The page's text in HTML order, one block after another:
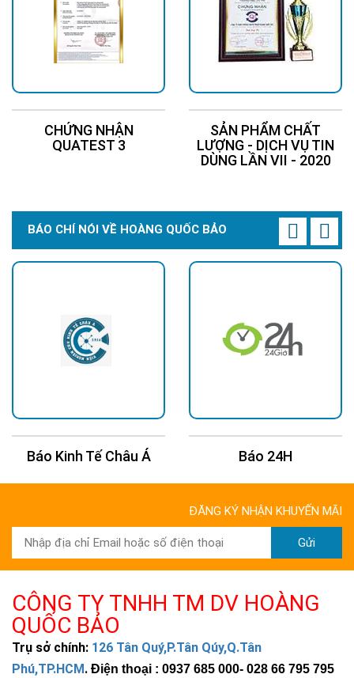
CHỨNG NHẬN
QUATEST 3
SẢN PHẨM CHẤT
LƯỢNG - DỊCH VỤ TIN
DÙNG LẦN VII - 2020
BÁO CHÍ NÓI VỀ HOÀNG QUỐC BẢO
Báo Kinh Tế Châu Á Báo 24H
ĐĂNG KÝ NHẬN KHUYẾN MÃI
Gửi
CÔNG TY TNHH TM DV HOÀNG
QUỐC BẢO
Trụ sở chính: 126 Tân Quý,P.Tân Qúy,Q.Tân
Phú,TP.HCM. Điện thoại : 0937 685 000- 028 66 795 795